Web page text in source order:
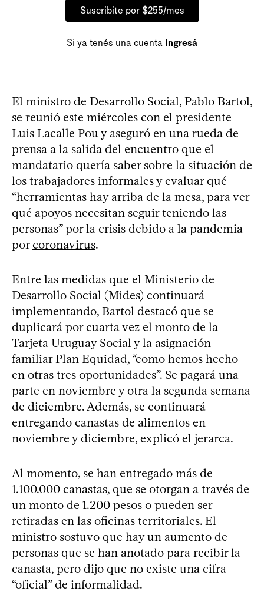
Suscribite por $255/mes
Si ya tenés una cuenta Ingresá
El ministro de Desarrollo Social, Pablo Bartol,
se reunió este miércoles con el presidente
Luis Lacalle Pou y aseguró en una rueda de
prensa a la salida del encuentro que el
mandatario quería saber sobre la situación de
los trabajadores informales y evaluar qué
“herramientas hay arriba de la mesa, para ver
qué apoyos necesitan seguir teniendo las
personas” por la crisis debido a la pandemia
porcoronavirus.
Entre las medidas que el Ministerio de
Desarrollo Social (Mides) continuará
implementando, Bartol destacó que se
duplicará por cuarta vez el monto de la
Tarjeta Uruguay Social y la asignación
familiar Plan Equidad, “como hemos hecho
en otras tres oportunidades”. Se pagará una
parte en noviembre y otra la segunda semana
de diciembre. Además, se continuará
entregando canastas de alimentos en
noviembre y diciembre, explicó el jerarca.
Al momento, se han entregado más de
1.100.000 canastas, que se otorgan a través de
un monto de 1.200 pesos o pueden ser
retiradas en las oficinas territoriales. El
ministro sostuvo que hay un aumento de
personas que se han anotado para recibir la
canasta, pero dijo que no existe una cifra
“oficial” de informalidad.